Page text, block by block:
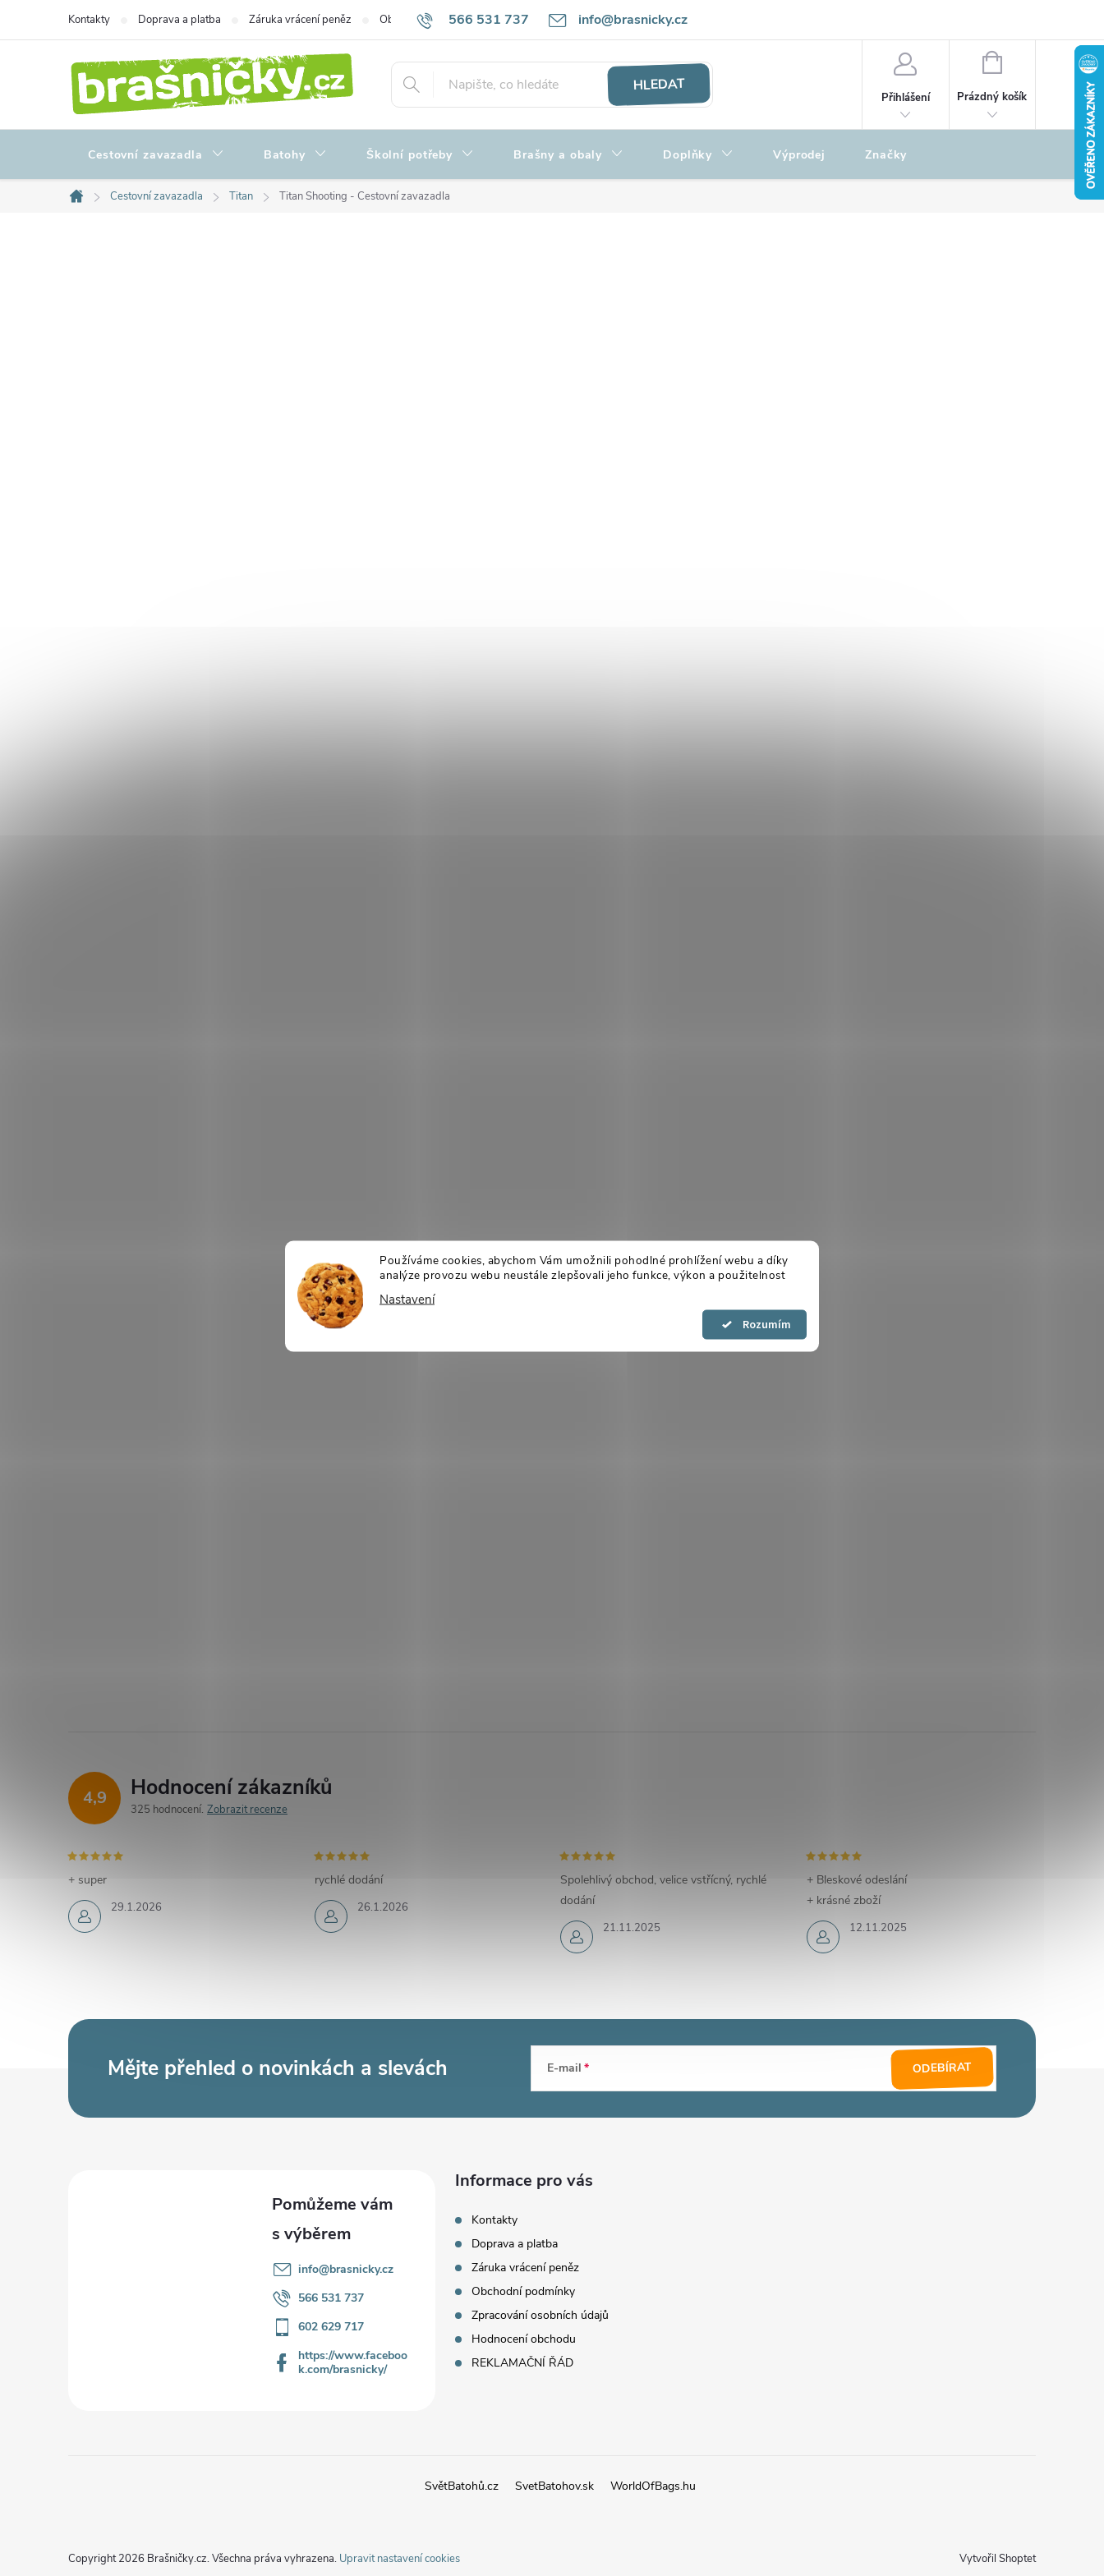
Používáme cookies, abychom Vám umožnili pohodlné prohlížení webu a díky
analýze provozu webu neustále zlepšovali jeho funkce, výkon a použitelnost
Nastavení
Souhlasím
566 531 737 info@brasnicky.cz
Kontakty Doprava a platba Záruka vrácení peněz Obchodní podmínky Zpracování osobních údajů Hodnocení obchodu
HLEDAT
Přihlášení
NÁKUPNÍ
Prázdný košík
Cestovní zavazadla Batohy Školní potřeby Brašny a obaly Doplňky Výprodej Značky
Domů
Cestovní zavazadla Titan Titan Shooting - Cestovní zavazadla
4,9 Hodnocení zákazníků
325 hodnocení Zobrazit recenze
29.1.2026
+ super
26.1.2026
rychlé dodání
21.11.2025
Spolehlivý obchod, velice vstřícný, rychlé
dodání
12.11.2025
+ Bleskové odeslání
+ krásné zboží
Mějte přehled o novinkách a slevách E-mail ODEBÍRAT
info@brasnicky.cz
566 531 737
602 629 717
https://www.faceboo
k.com/brasnicky/
Informace pro vás
Kontakty
Doprava a platba
Záruka vrácení peněz
Obchodní podmínky
Zpracování osobních údajů
Hodnocení obchodu
REKLAMAČNÍ ŘÁD
SvětBatohů.cz SvetBatohov.sk WorldOfBags.hu
Vytvořil Shoptet
Copyright 2026 Brašničky.cz. Všechna práva vyhrazena. Upravit nastavení cookies